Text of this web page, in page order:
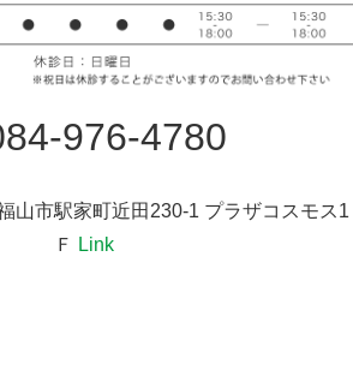
976-4780
市駅家町近田230-1 プラザコスモス1
Ｆ
Link